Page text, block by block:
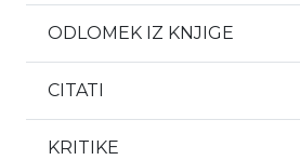
ODLOMEK IZ KNJIGE
CITATI
KRITIKE